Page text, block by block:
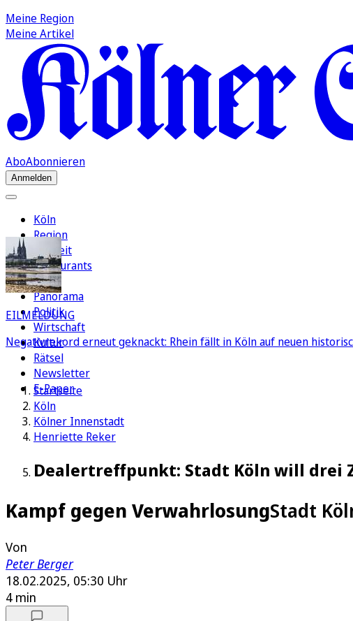
Meine Region
Meine Artikel
AboAbonnieren
Anmelden
Köln
Region
Freizeit
Restaurants
FC
Panorama
Politik
Wirtschaft
Kultur
Rätsel
Newsletter
E-Paper
EILMELDUNG
Negativrekord erneut geknackt: Rhein fällt in Köln auf neuen
Startseite
Köln
Kölner Innenstadt
Henriette Reker
Dealertreffpunkt: Stadt Köln will drei
Kampf gegen VerwahrlosungStadt
Von
Peter Berger
18.02.2025, 05:30 Uhr
4 min